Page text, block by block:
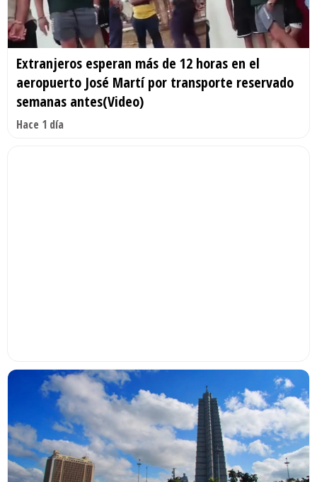
Extranjeros esperan más de 12 horas en el
aeropuerto José Martí por transporte reservado
semanas antes(Video)
Hace 1 día